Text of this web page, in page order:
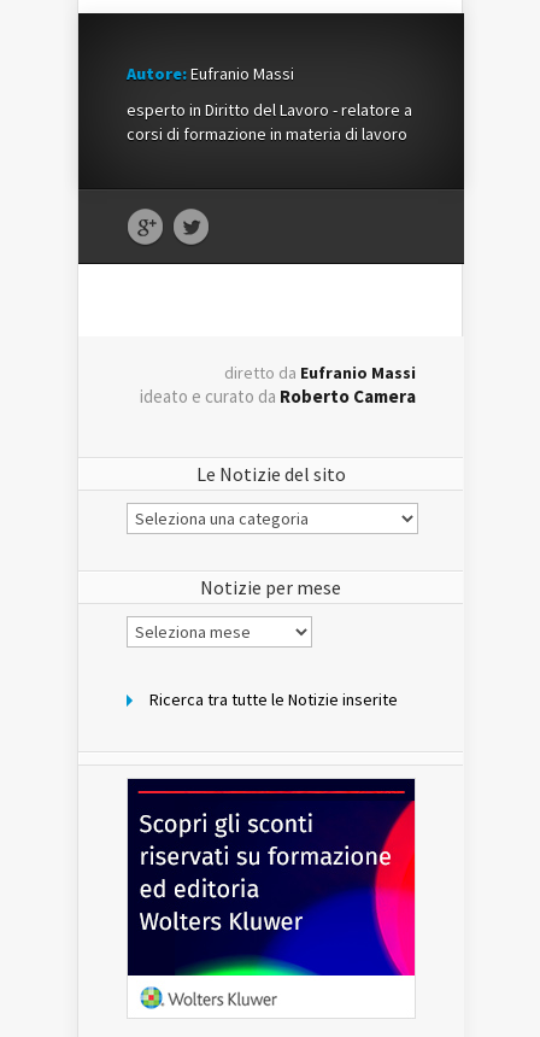
Autore:Eufranio Massi
esperto in Diritto del Lavoro - relatore a
corsi di formazione in materia di lavoro
diretto da Eufranio Massi
ideato e curato da Roberto Camera
Le Notizie del sito
Le
Notizie
Notizie per mese
Notizie
per
Ricerca tra tutte le Notizie inserite